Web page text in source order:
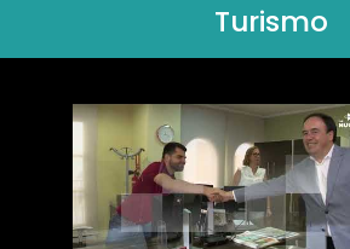
Turismo